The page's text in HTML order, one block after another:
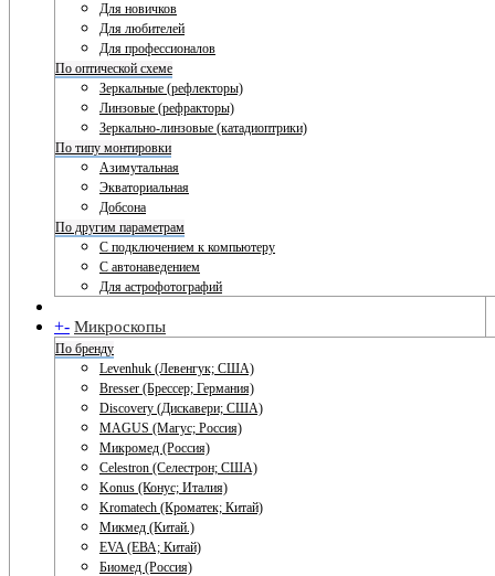
Для новичков
Для любителей
Для профессионалов
По оптической схеме
Зеркальные (рефлекторы)
Линзовые (рефракторы)
Зеркально-линзовые (катадиоптрики)
По типу монтировки
Азимутальная
Экваториальная
Добсона
По другим параметрам
С подключением к компьютеру
С автонаведением
Для астрофотографий
+- Микроскопы
По бренду
Levenhuk (Левенгук; США)
Bresser (Брессер; Германия)
Discovery (Дискавери; США)
MAGUS (Магус; Россия)
Микромед (Россия)
Celestron (Селестрон; США)
Konus (Конус; Италия)
Kromatech (Кроматек; Китай)
Микмед (Китай.)
EVA (ЕВА; Китай)
Биомед (Россия)